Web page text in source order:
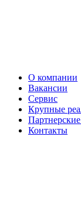
О компании
Вакансии
Сервис
Крупные
Контакты